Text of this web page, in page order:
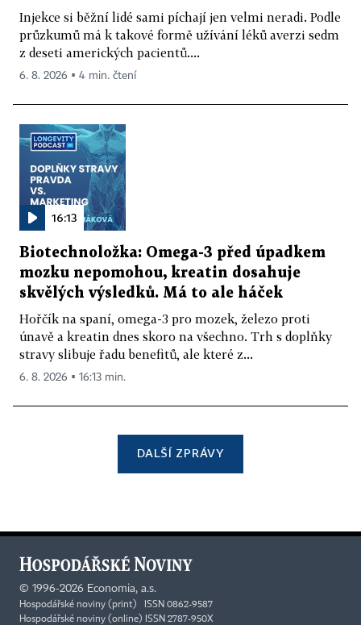
Injekce si běžní lidé sami píchají jen velmi neradi. Podle
průzkumů má k takové formě užívání léků averzi sedm
z deseti amerických pacientů....
6. 8. 2026 ▪ 4 min. čtení
16:13
Biotechnoložka: Omega-3 před úpadkem
mozku nepomohou, kreatin dosahuje
skvělých výsledků. Má to ale háček
Hořčík na spaní, omega-3 pro mozek, železo proti
únavě a kreatin dnes skoro na všechno. Trh s doplňky
stravy slibuje řadu benefitů, ale které z...
6. 8. 2026 ▪ 16:13 min.
DALŠÍ ZPRÁVY
© 1996-2026 Economia, a.s.
Hospodářské noviny (print) ISSN 0862-9587
Hospodářské noviny (online) ISSN 2787-950X